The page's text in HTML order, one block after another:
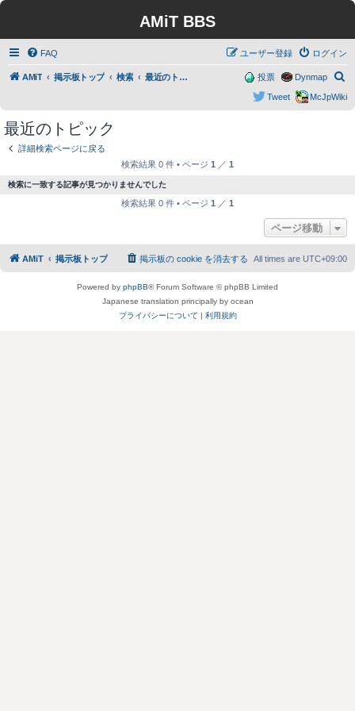
AMiT BBS
FAQ ログイン
ユーザー登録
AMiT 掲示板トップ 検索 最近のトピック
索
Dynmap
投票
McJpWiki
Tweet
最近のトピック
詳細検索ページに戻る
検索結果 0 件 • ページ 1 ／ 1
検索に一致する記事が見つかりませんでした
検索結果 0 件 • ページ 1 ／ 1
ページ移動
AMiT 掲示板トップ All times are UTC+09:00
掲示板の cookie を消去する
Powered by phpBB® Forum Software © phpBB Limited
Japanese translation principally by ocean
プライバシーについて | 利用規約